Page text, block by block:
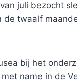
juli bezocht
de twaalf
bij het
name in de